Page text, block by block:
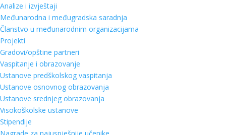
Analize i izvještaji
Međunarodna i međugradska saradnja
Članstvo u međunarodnim organizacijama
Projekti
Gradovi/opštine partneri
Vaspitanje i obrazovanje
Ustanove predškolskog vaspitanja
Ustanove osnovnog obrazovanja
Ustanove srednjeg obrazovanja
Visokoškolske ustanove
Stipendije